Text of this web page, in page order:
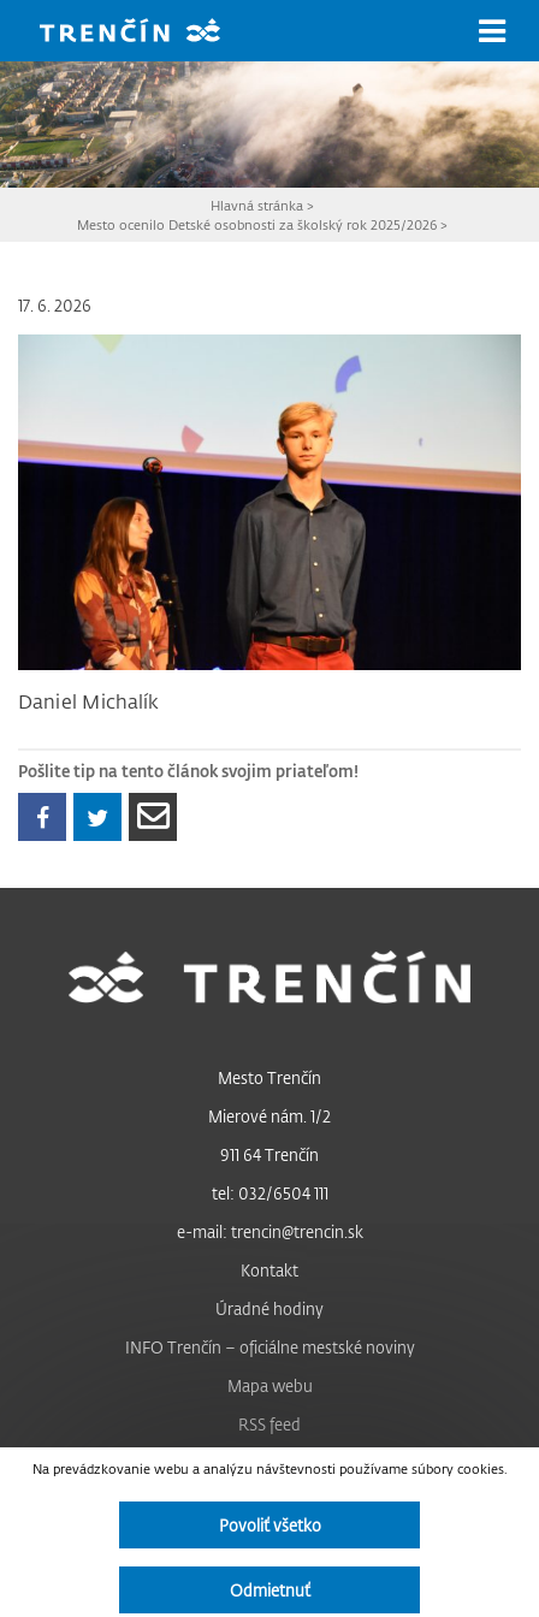
Hlavná stránka >
Mesto ocenilo Detské osobnosti za školský rok 2025/2026 >
17. 6. 2026
Daniel Michalík
Pošlite tip na tento článok svojim priateľom!
Na prevádzkovanie webu a analýzu návštevnosti používame súbory cookies.
Povoliť všetko
Odmietnuť
Mesto Trenčín
Mierové nám. 1/2
911 64 Trenčín
tel: 032/6504 111
e-mail: trencin@trencin.sk
Kontakt
Úradné hodiny
INFO Trenčín – oficiálne mestské noviny
Mapa webu
RSS feed
Nastavenie cookies
Facebook
Instagram